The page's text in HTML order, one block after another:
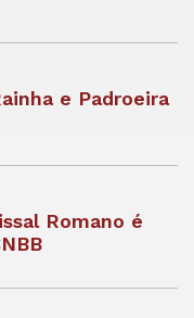
e Padroeira
Romano é